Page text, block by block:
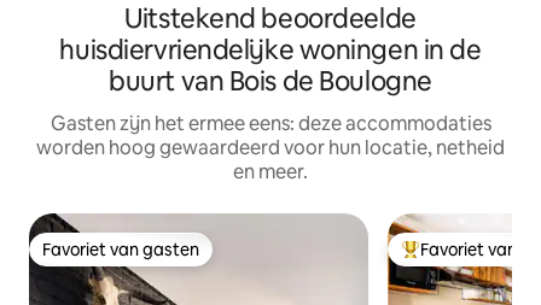
Uitstekend beoordeelde
huisdiervriendelijke woningen in de
buurt van Bois de Boulogne
Gasten zijn het ermee eens: deze accommodaties
worden hoog gewaardeerd voor hun locatie, netheid
en meer.
Favoriet van gasten
Favoriet van gasten Topfavoriet van
Favoriet van